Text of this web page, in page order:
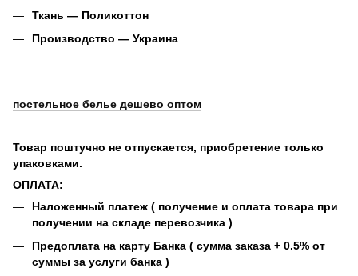
Ткань ― Поликоттон
Производство ― Украина
постельное белье дешево оптом
Товар поштучно не отпускается, приобретение только
упаковками.
ОПЛАТА:
Наложенный платеж ( получение и оплата товара при
получении на складе перевозчика )
Предоплата на карту Банка ( сумма заказа + 0.5% от
суммы за услуги банка )